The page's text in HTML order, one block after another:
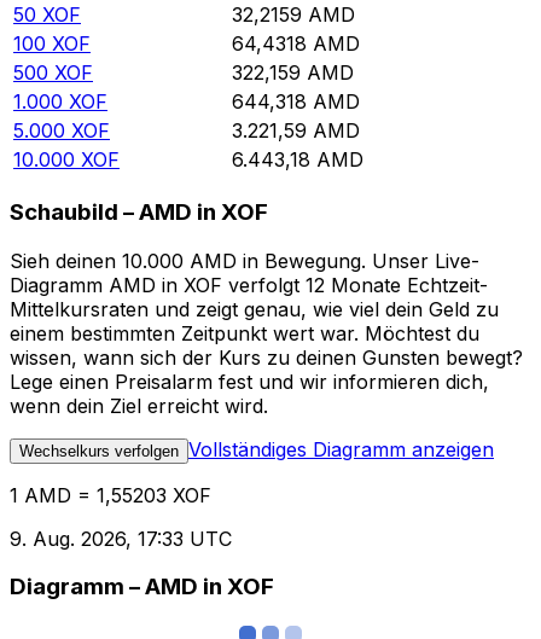
50 XOF 32,2159 AMD
100 XOF 64,4318 AMD
500 XOF 322,159 AMD
1.000 XOF 644,318 AMD
5.000 XOF 3.221,59 AMD
10.000 XOF 6.443,18 AMD
Schaubild – AMD in XOF
Sieh deinen 10.000 AMD in Bewegung. Unser Live-
Diagramm AMD in XOF verfolgt 12 Monate Echtzeit-
Mittelkursraten und zeigt genau, wie viel dein Geld zu
einem bestimmten Zeitpunkt wert war. Möchtest du
wissen, wann sich der Kurs zu deinen Gunsten bewegt?
Lege einen Preisalarm fest und wir informieren dich,
wenn dein Ziel erreicht wird.
Wechselkurs verfolgen Vollständiges Diagramm anzeigen
1 AMD = 1,55203 XOF
9. Aug. 2026, 17:33 UTC
Diagramm – AMD in XOF